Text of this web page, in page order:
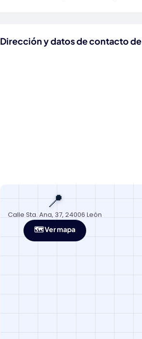
Dirección y datos de contacto de
📍
Calle Sta. Ana, 37, 24006 León
🗺️ Ver mapa